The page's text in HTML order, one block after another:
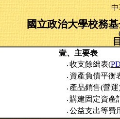
國立政治大學校務
壹、主要表
‧收支餘絀表(
‧ 資產負債平衡
‧ 產品銷售(營
‧ 購建固定資產
‧公益支出等費